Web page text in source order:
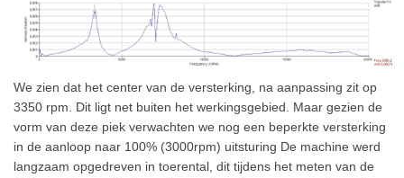
We zien dat het center van de versterking, na aanpassing zit op
3350 rpm. Dit ligt net buiten het werkingsgebied. Maar gezien de
vorm van deze piek verwachten we nog een beperkte versterking
in de aanloop naar 100% (3000rpm) uitsturing De machine werd
langzaam opgedreven in toerental, dit tijdens het meten van de